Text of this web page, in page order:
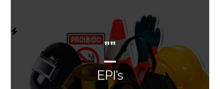
””
EPI’s